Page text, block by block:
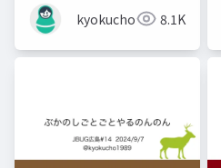
kyokucho19898.1K